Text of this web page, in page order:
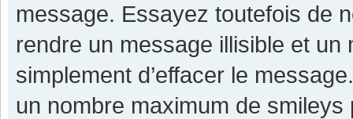
message. Essayez toutefois de
rendre un message illisible et
simplement d’effacer le
un nombre maximum de smileys